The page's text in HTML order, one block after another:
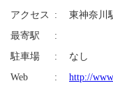
アクセス
東神奈川
最寄駅
駐車場
なし
Web
http://